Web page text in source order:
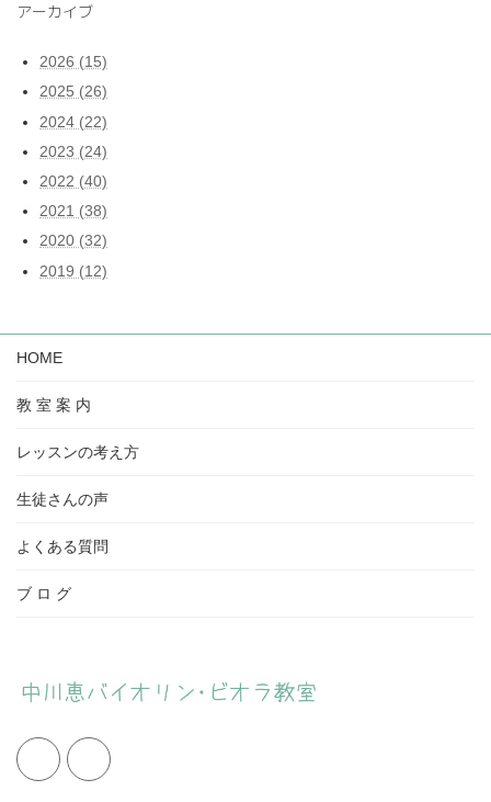
アーカイブ
2026 (15)
2025 (26)
2024 (22)
2023 (24)
2022 (40)
2021 (38)
2020 (32)
2019 (12)
HOME
教 室 案 内
レッスンの考え方
生徒さんの声
よくある質問
ブ ロ グ